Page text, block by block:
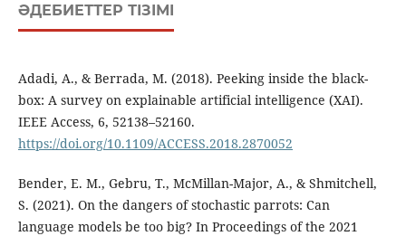
ӘДЕБИЕТТЕР ТІЗІМІ
Adadi, A., & Berrada, M. (2018). Peeking inside the black-
box: A survey on explainable artificial intelligence (XAI).
IEEE Access, 6, 52138–52160.
https://doi.org/10.1109/ACCESS.2018.2870052
Bender, E. M., Gebru, T., McMillan-Major, A., & Shmitchell,
S. (2021). On the dangers of stochastic parrots: Can
language models be too big? In Proceedings of the 2021